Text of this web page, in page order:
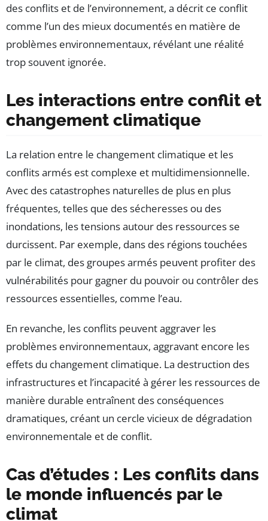
des conflits et de l’environnement, a décrit ce conflit
comme l’un des mieux documentés en matière de
problèmes environnementaux, révélant une réalité
trop souvent ignorée.
Les interactions entre conflit et
changement climatique
La relation entre le changement climatique et les
conflits armés est complexe et multidimensionnelle.
Avec des catastrophes naturelles de plus en plus
fréquentes, telles que des sécheresses ou des
inondations, les tensions autour des ressources se
durcissent. Par exemple, dans des régions touchées
par le climat, des groupes armés peuvent profiter des
vulnérabilités pour gagner du pouvoir ou contrôler des
ressources essentielles, comme l’eau.
En revanche, les conflits peuvent aggraver les
problèmes environnementaux, aggravant encore les
effets du changement climatique. La destruction des
infrastructures et l’incapacité à gérer les ressources de
manière durable entraînent des conséquences
dramatiques, créant un cercle vicieux de dégradation
environnementale et de conflit.
Cas d’études : Les conflits dans
le monde influencés par le
climat